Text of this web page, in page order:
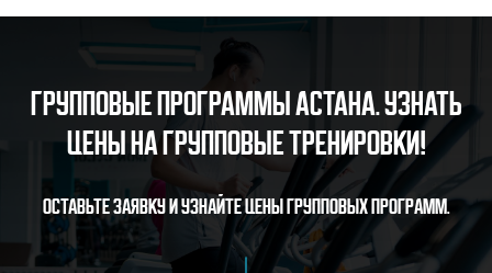
Групповые программы Астана. Узнать
цены на групповые тренировки!
Оставьте заявку и узнайте цены групповых программ.